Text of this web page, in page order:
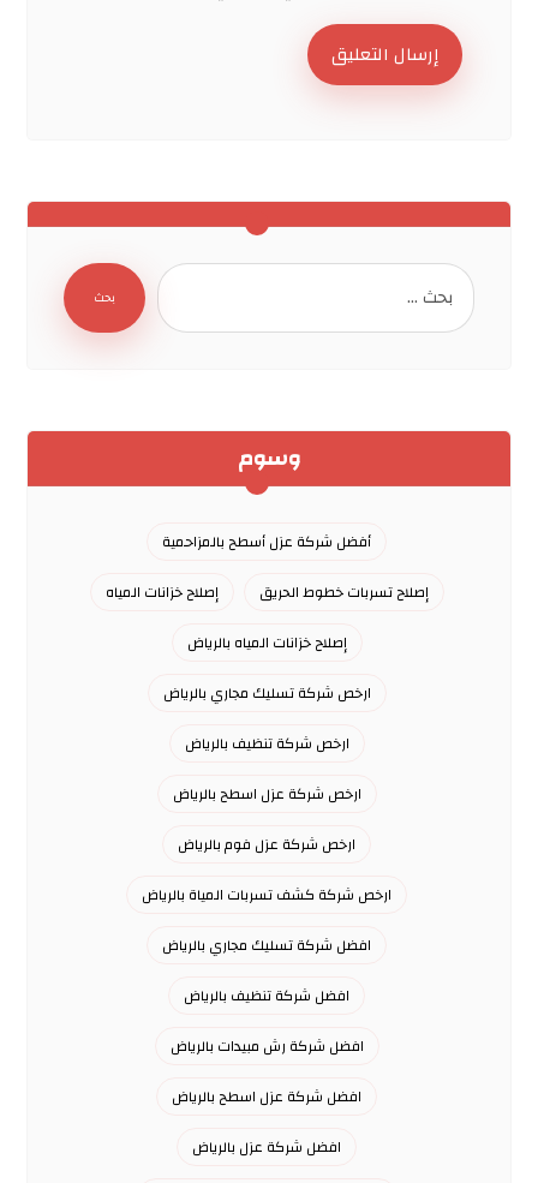
إرسال التعليق
بحث
وسوم
أفضل شركة عزل أسطح بالمزاحمية
إصلاح تسربات خطوط الحريق
إصلاح خزانات المياه
إصلاح خزانات المياه بالرياض
ارخص شركة تسليك مجاري بالرياض
ارخص شركة تنظيف بالرياض
ارخص شركة عزل اسطح بالرياض
ارخص شركة عزل فوم بالرياض
ارخص شركة كشف تسربات المياة بالرياض
افضل شركة تسليك مجاري بالرياض
افضل شركة تنظيف بالرياض
افضل شركة رش مبيدات بالرياض
افضل شركة عزل اسطح بالرياض
افضل شركة عزل بالرياض